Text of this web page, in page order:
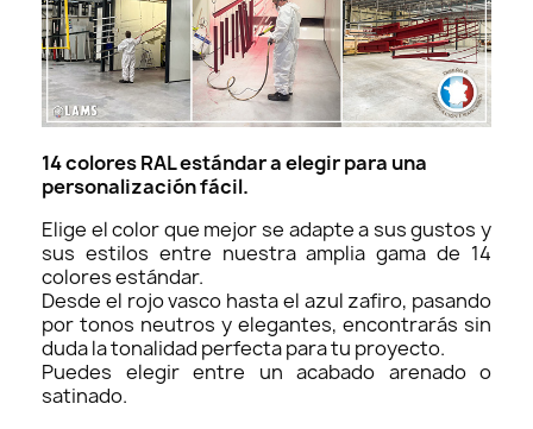
14 colores RAL estándar a elegir para una
personalización fácil.
Elige el color que mejor se adapte a sus gustos y
sus estilos entre nuestra amplia gama de 14
colores estándar.
Desde el rojo vasco hasta el azul zafiro, pasando
por tonos neutros y elegantes, encontrarás sin
duda la tonalidad perfecta para tu proyecto.
Puedes elegir entre un acabado arenado o
satinado.